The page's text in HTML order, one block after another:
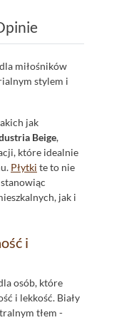
miłośników
stylem i
jak
Beige,
które idealnie
Płytki te to nie
jak i
i
osób, które
i lekkość. Biały
tłem -